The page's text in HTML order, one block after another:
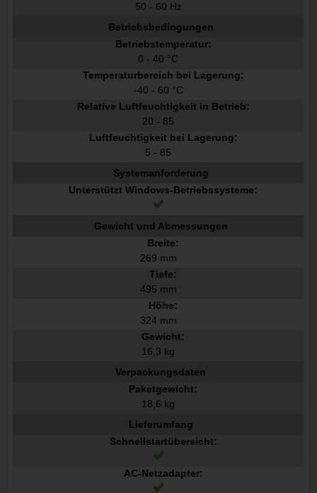
50 - 60 Hz
Betriebsbedingungen
Betriebstemperatur:
0 - 40 °C
Temperaturbereich bei Lagerung:
-40 - 60 °C
Relative Luftfeuchtigkeit in Betrieb:
20 - 85
Luftfeuchtigkeit bei Lagerung:
5 - 85
Systemanforderung
Unterstützt Windows-Betriebssysteme:
Gewicht und Abmessungen
Breite:
269 mm
Tiefe:
495 mm
Höhe:
324 mm
Gewicht:
16,3 kg
Verpackungsdaten
Paketgewicht:
18,6 kg
Lieferumfang
Schnellstartübersicht:
AC-Netzadapter: